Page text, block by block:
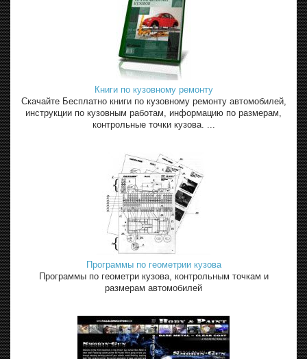
Книги по кузовному ремонту
Скачайте Бесплатно книги по кузовному ремонту автомобилей,
инструкции по кузовным работам, информацию по размерам,
контрольные точки кузова. ...
Программы по геометрии кузова
Программы по геометри кузова, контрольным точкам и
размерам автомобилей